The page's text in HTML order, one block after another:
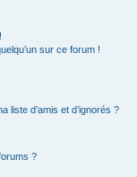
sur ce forum !
liste d’amis et d’ignorés ?
?